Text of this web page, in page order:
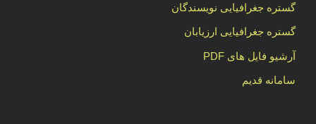
گستره جغرافیایی نویسندگان
گستره جغرافیایی ارزیابان
آرشیو فایل های PDF
سامانه قدیم